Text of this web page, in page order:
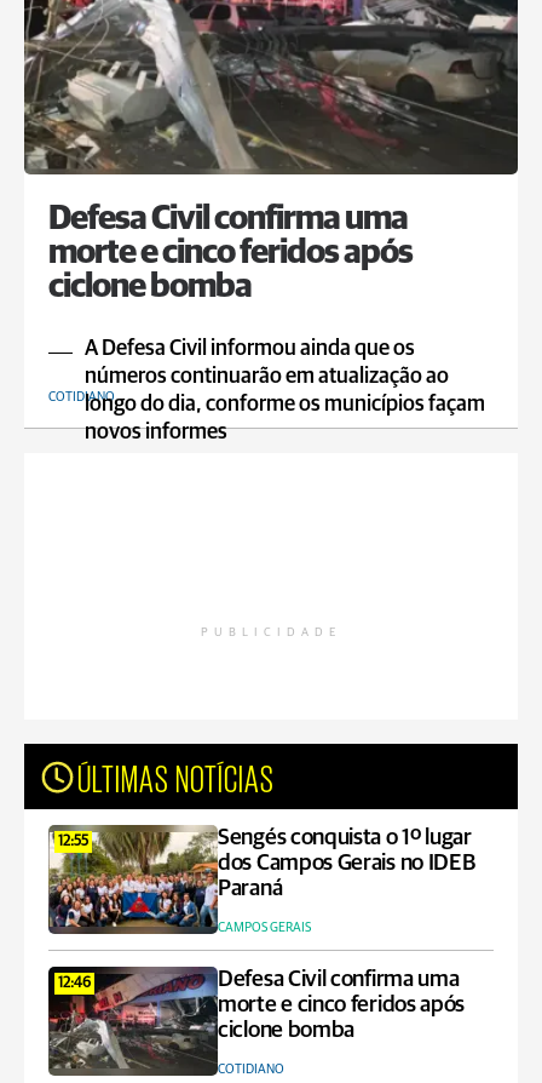
Defesa Civil confirma uma
morte e cinco feridos após
ciclone bomba
A Defesa Civil informou ainda que os
números continuarão em atualização ao
longo do dia, conforme os municípios façam
novos informes
COTIDIANO
PUBLICIDADE
ÚLTIMAS NOTÍCIAS
12:55
Sengés conquista o 1º lugar
dos Campos Gerais no IDEB
Paraná
CAMPOS GERAIS
12:46
Defesa Civil confirma uma
morte e cinco feridos após
ciclone bomba
COTIDIANO